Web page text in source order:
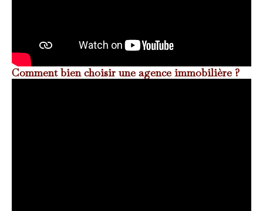
Comment bien choisir une agence immobilière ?